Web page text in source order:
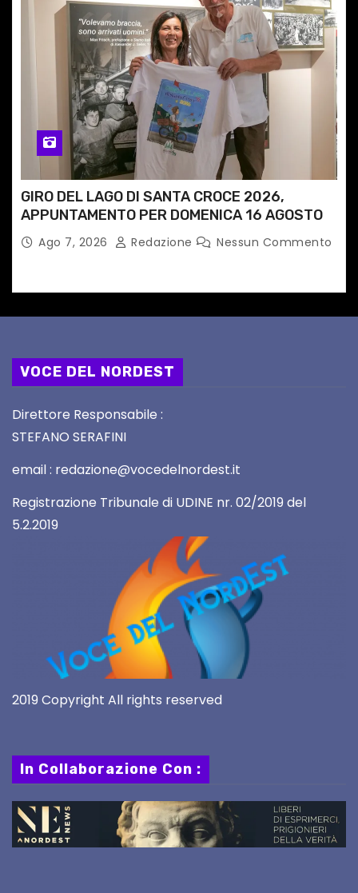
GIRO DEL LAGO DI SANTA CROCE 2026,
APPUNTAMENTO PER DOMENICA 16 AGOSTO
Ago 7, 2026 Redazione Nessun Commento
VOCE DEL NORDEST
Direttore Responsabile :
STEFANO SERAFINI
email : redazione@vocedelnordest.it
Registrazione Tribunale di UDINE nr. 02/2019 del
5.2.2019
2019 Copyright All rights reserved
In Collaborazione Con :